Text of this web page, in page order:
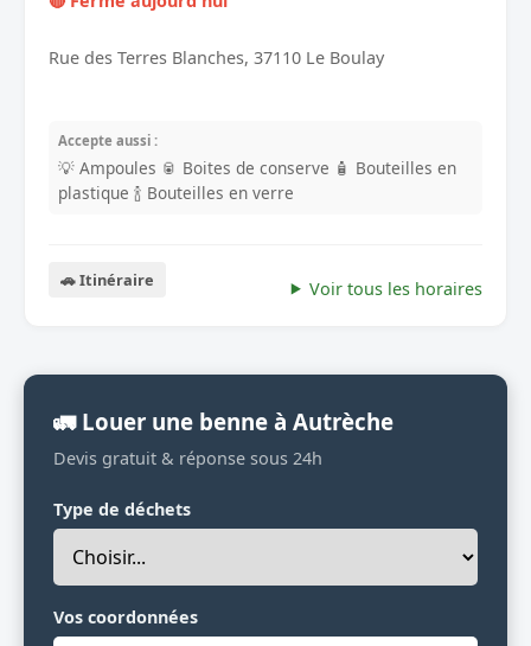
Rue des Terres Blanches, 37110 Le Boulay
Accepte aussi :
💡 Ampoules 🥫 Boites de conserve 🧴 Bouteilles en
plastique 🍾 Bouteilles en verre
🚗 Itinéraire Voir tous les horaires
🚛 Louer une benne à Autrèche
Devis gratuit & réponse sous 24h
Type de déchets
Vos coordonnées